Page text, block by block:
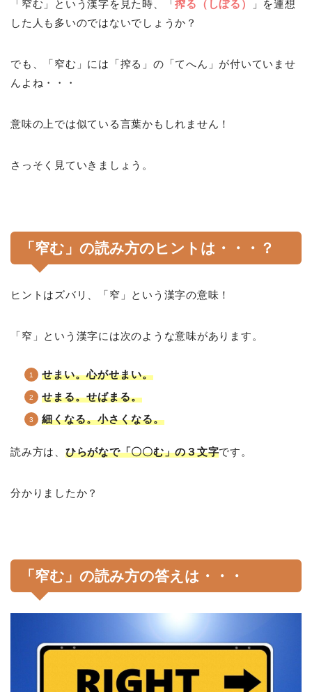
「窄む」という漢字を見た時、「搾る（しぼる）
」を連想
した人も多いのではないでしょうか？
でも、「窄む」には「搾る」の「てへん」が付いていませ
んよね・・・
意味の上では似ている言葉かもしれません！
さっそく見ていきましょう。
「窄む」の読み方のヒントは・・・？
ヒントはズバリ、「窄」という漢字の意味！
「窄」という漢字には次のような意味があります。
せまい。心がせまい。
せまる。せばまる。
細くなる。小さくなる。
読み方は、 ひらがなで「〇〇む」の３文字です。
分かりましたか？
「窄む」の読み方の答えは・・・